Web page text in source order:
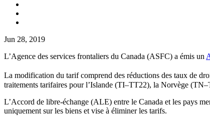
Jun 28, 2019
L’Agence des services frontaliers du Canada (ASFC) a émis un
La modification du tarif comprend des réductions des taux de
traitements tarifaires pour l’Islande (TI–TT22), la Norvège
L’Accord de libre-échange (ALE) entre le Canada et les pays
uniquement sur les biens et vise à éliminer les tarifs.